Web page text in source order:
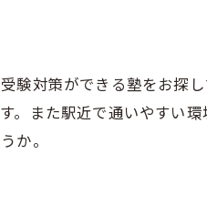
験対策ができる塾をお探
。また駅近で通いやすい
か。